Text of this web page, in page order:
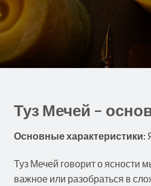
Туз Мечей –
Основные характеристики:
Туз Мечей говорит о ясности
важное или разобраться в